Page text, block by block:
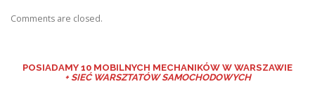
Comments are closed.
POSIADAMY 10 MOBILNYCH MECHANIKÓW W WARSZAWIE
+ SIEĆ WARSZTATÓW SAMOCHODOWYCH